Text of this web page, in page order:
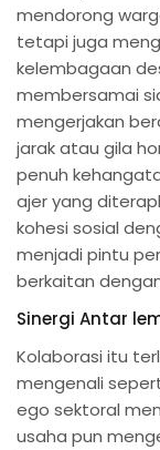
mendorong
tetapi juga
kelembagaan
membersamai
mengerjakan
jarak atau gila
penuh
ajer yang
kohesi sosial
menjadi pintu
berkaitan
Sinergi Antar
Kolaborasi itu
mengenali
ego sektoral
usaha pun